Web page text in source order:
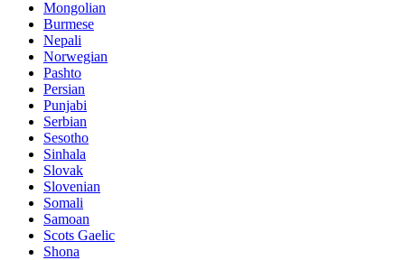
Mongolian
Burmese
Nepali
Norwegian
Pashto
Persian
Punjabi
Serbian
Sesotho
Sinhala
Slovak
Slovenian
Somali
Samoan
Scots Gaelic
Shona